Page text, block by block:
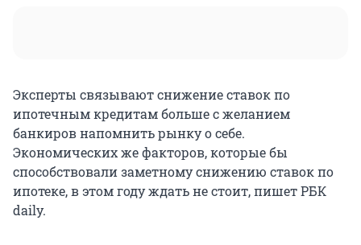
Эксперты связывают снижение ставок по
ипотечным кредитам больше с желанием
банкиров напомнить рынку о себе.
Экономических же факторов, которые бы
способствовали заметному снижению ставок по
ипотеке, в этом году ждать не стоит, пишет РБК
daily.